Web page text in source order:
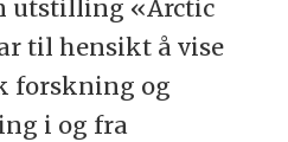
utstilling «Arctic
til hensikt å vise
forskning og
i og fra